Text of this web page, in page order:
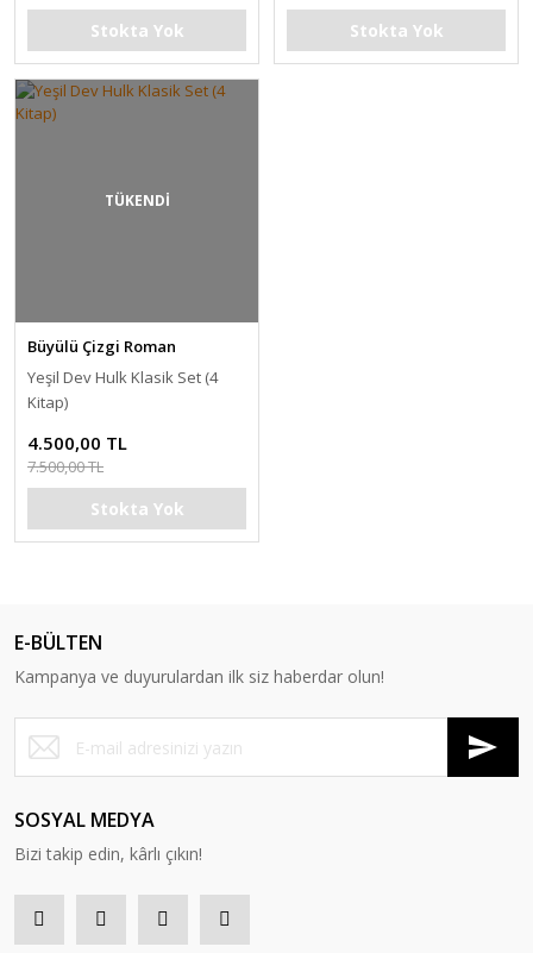
Stokta Yok Stokta Yok
TÜKENDİ
Büyülü Çizgi Roman
Yeşil Dev Hulk Klasik Set (4
Kitap)
4.500,00 TL
7.500,00 TL
Stokta Yok
E-BÜLTEN
Kampanya ve duyurulardan ilk siz haberdar olun!
SOSYAL MEDYA
Bizi takip edin, kârlı çıkın!